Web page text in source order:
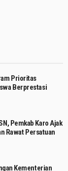
Prioritas
Berprestasi
Pemkab Karo Ajak
Rawat Persatuan
Kementerian